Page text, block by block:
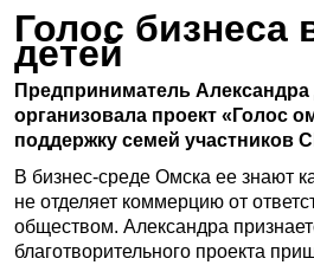
Голос бизнеса
детей
Предприниматель
организовала проект «Голос
поддержку семей участников
В бизнес-среде Омска ее знают
не отделяет коммерцию от
обществом. Александра
благотворительного проекта